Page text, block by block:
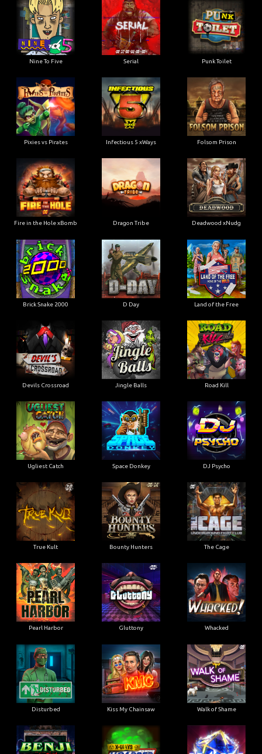
Nine To Five Serial Punk Toilet
Pixies vs Pirates Infectious 5 xWays Folsom Prison
Fire in the Hole xBomb Dragon Tribe Deadwood xNudg
Brick Snake 2000 D Day Land of the Free
Devils Crossroad Jingle Balls Road Kill
Ugliest Catch Space Donkey DJ Psycho
True Kult Bounty Hunters The Cage
Pearl Harbor Gluttony Whacked
Disturbed Kiss My Chainsaw Walk of Shame